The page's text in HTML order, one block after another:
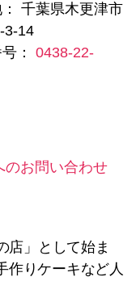
千葉県木更津市
3-14
： 0438-22-
のお問い合わせ
店」として始ま
作りケーキなど人